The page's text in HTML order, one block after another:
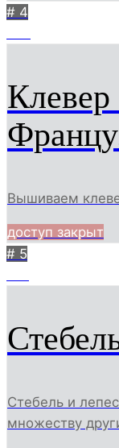
# 4
Клевер
Вышиваем
доступ закрыт
# 5
Стебель и
множеству